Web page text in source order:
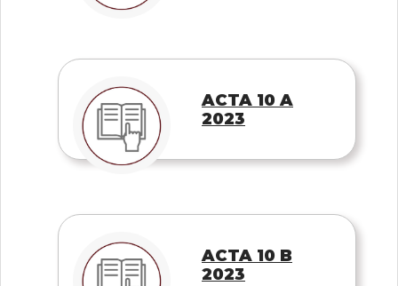
ACTA 10 A
2023
ACTA 10 B
2023